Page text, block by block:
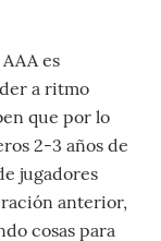
es
a ritmo
que por lo
2-3 años de
jugadores
anterior,
cosas para